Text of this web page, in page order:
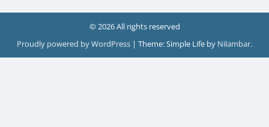
© 2026 All rights reserved
Proudly powered by WordPress | Theme: Simple Life by Nilambar.